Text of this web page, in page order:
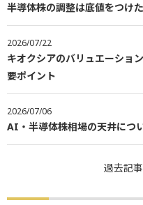
半導体株の調整は底値をつけ
2026/07/22
キオクシアのバリュエーショ
要ポイント
2026/07/06
AI・半導体株相場の天井につ
過去記